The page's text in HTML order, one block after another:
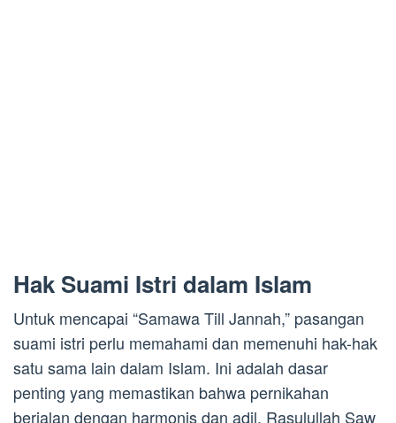
Hak Suami Istri dalam Islam
Untuk mencapai “Samawa Till Jannah,” pasangan
suami istri perlu memahami dan memenuhi hak-hak
satu sama lain dalam Islam. Ini adalah dasar
penting yang memastikan bahwa pernikahan
berjalan dengan harmonis dan adil. Rasulullah Saw